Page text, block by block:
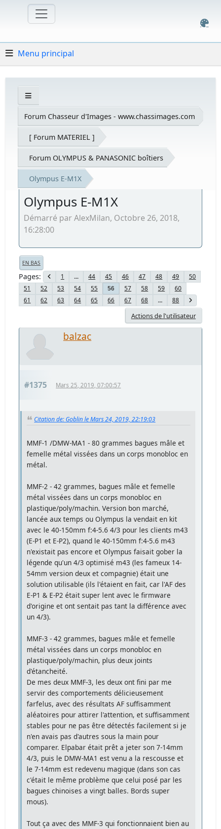
Menu principal
Forum Chasseur d'Images - www.chassimages.com
[ Forum MATERIEL ]
Forum OLYMPUS & PANASONIC boîtiers
Olympus E-M1X
Olympus E-M1X
Démarré par AlexMilan, Octobre 26, 2018,
16:28:00
EN BAS
Pages 1 ... 44 45 46 47 48 49
50
51
52 53 54 55 56 57 58 59
60
61
62 63 64 65 66 67 68 ... 88
Actions de l'utilisateur
balzac
#1375 Mars 25, 2019, 07:00:57
Citation de: Goblin le Mars 24, 2019, 22:19:03
MMF-1 /DMW-MA1 - 80 grammes bagues mâle et
femelle métal vissées dans un corps monobloc en
métal.
MMF-2 - 42 grammes, bagues mâle et femelle
métal vissées dans un corps monobloc en
plastique/poly/machin. Version bon marché,
lancée aux temps ou Olympus la vendait en kit
avec le 40-150mm f:4-5.6 4/3 pour les clients m43
(E-P1 et E-P2), quand le 40-150mm f:4-5.6 m43
n'existait pas encore et Olympus faisait gober la
légende qu'un 4/3 optimisé m43 (les fameux 14-
54mm version deux et compagnie) était une
solution utilisable (ils l'étaient en fait, car l'AF des
E-P1 & E-P2 était super lent avec le firmware
d'origine et ont sentait pas tant la différence avec
un 4/3).
MMF-3 - 42 grammes, bagues mâle et femelle
métal vissées dans un corps monobloc en
plastique/poly/machin, plus deux joints
d'étancheité.
De mes deux MMF-3, les deux ont fini par me
servir des comportements délicieusement
farfelus, avec des résultats AF suffisamment
aléatoires pour attirer l'attention, et suffisamment
stables pour ne pas être détectés facilement si je
n'en avais pas d'autres sous la main pour
comparer. Elpabar était prêt a jeter son 7-14mm
4/3, puis le DMW-MA1 est venu a la rescousse et
le 7-14mm est redevenu magique (dans son cas
c'était le même problème que celui posé par les
bagues chinoises a vingt balles. Bords super
mous).
Tout ça avec des MMF-3 qui fonctionnaient bien au